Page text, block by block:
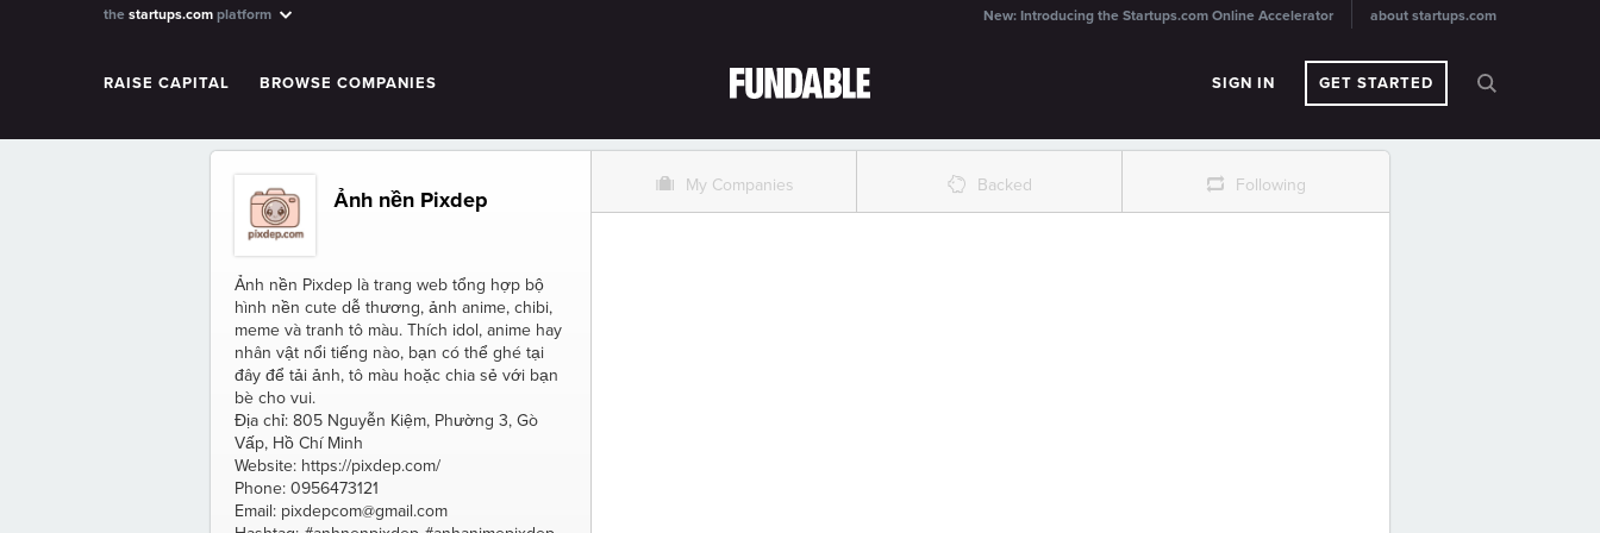
the startups.com platform about startups.com
New: Introducing the Startups.com Online Accelerator
RAISE CAPITAL BROWSE COMPANIES SIGN IN GET STARTED
Ảnh nền Pixdep
Ảnh nền Pixdep là trang web tổng hợp bộ
hình nền cute dễ thương, ảnh anime, chibi,
meme và tranh tô màu. Thích idol, anime hay
nhân vật nổi tiếng nào, bạn có thể ghé tại
đây để tải ảnh, tô màu hoặc chia sẻ với bạn
bè cho vui.
Địa chỉ: 805 Nguyễn Kiệm, Phường 3, Gò
Vấp, Hồ Chí Minh
Website: https://pixdep.com/
Phone: 0956473121
Email: pixdepcom@gmail.com
O My Companies % Backed r Following